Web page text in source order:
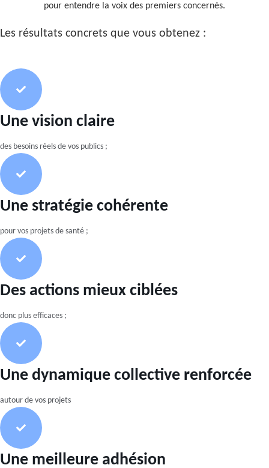
pour entendre la voix des premiers concernés.
Les résultats concrets que vous obtenez :
Une vision claire
des besoins réels de vos publics ;
Une stratégie cohérente
pour vos projets de santé ;
Des actions mieux ciblées
donc plus efficaces ;
Une dynamique collective renforcée
autour de vos projets
Une meilleure adhésion